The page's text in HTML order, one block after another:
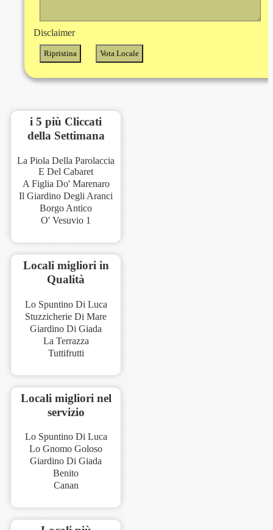
Disclaimer
i 5 più Cliccati
della Settimana
La Piola Della Parolaccia
E Del Cabaret
A Figlia Do' Marenaro
Il Giardino Degli Aranci
Borgo Antico
O' Vesuvio 1
Locali migliori in
Qualità
Lo Spuntino Di Luca
Stuzzicherie Di Mare
Giardino Di Giada
La Terrazza
Tuttifrutti
Locali migliori nel
servizio
Lo Spuntino Di Luca
Lo Gnomo Goloso
Giardino Di Giada
Benito
Canan